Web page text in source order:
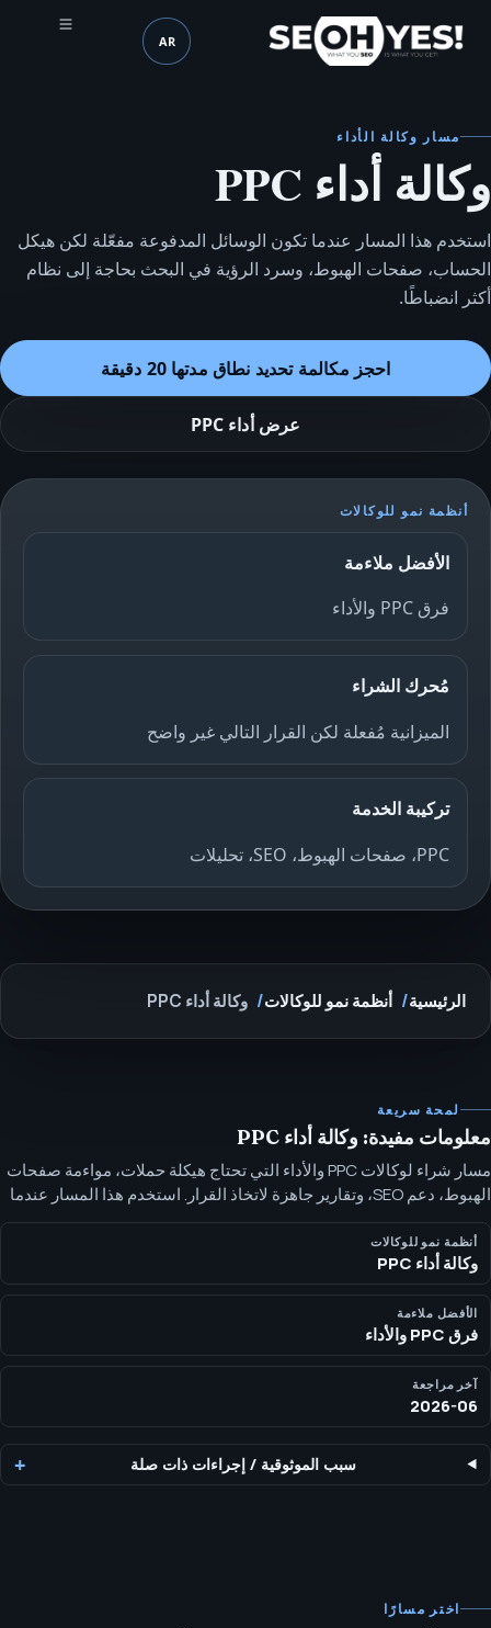
SEOH اللغة (mobile header)
AR
مسار وكالة الأداء
وكالة أداء PPC
استخدم هذا المسار عندما تكون الوسائل المدفوعة مفعّلة لكن هيكل
الحساب، صفحات الهبوط، وسرد الرؤية في البحث بحاجة إلى نظام
أكثر انضباطًا.
احجز مكالمة تحديد نطاق مدتها 20 دقيقة
عرض أداء PPC
أنظمة نمو للوكالات
الأفضل ملاءمة
فرق PPC والأداء
مُحرك الشراء
الميزانية مُفعلة لكن القرار التالي غير واضح
تركيبة الخدمة
PPC، صفحات الهبوط، SEO، تحليلات
الرئيسية أنظمة نمو للوكالات وكالة أداء PPC
لمحة سريعة
معلومات مفيدة: وكالة أداء PPC
مسار شراء لوكالات PPC والأداء التي تحتاج هيكلة حملات، مواءمة صفحات
الهبوط، دعم SEO، وتقارير جاهزة لاتخاذ القرار. استخدم هذا المسار عندما
تكون الوسائل المدفوعة مفعّلة لكن هيكل الحساب، صفحات الهبوط، وسرد
الرؤية في البحث بحاجة إلى نظام أكثر انضباطًا.
أنظمة نمو للوكالات
وكالة أداء PPC
الأفضل ملاءمة
فرق PPC والأداء
آخر مراجعة
2026-06
سبب الموثوقية /إجراءات ذات صلة
اختر مسارًا